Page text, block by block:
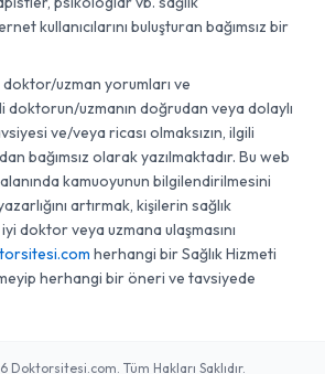
kullanıcılarını buluşturan bağımsız bir
uzman yorumları ve
uzmanın doğrudan veya dolaylı
ve/veya ricası olmaksızın, ilgili
bağımsız olarak yazılmaktadır. Bu web
kamuoyunun bilgilendirilmesini
artırmak, kişilerin sağlık
doktor veya uzmana ulaşmasını
herhangi bir Sağlık Hizmeti
herhangi bir öneri ve tavsiyede
Tüm Hakları Saklıdır.